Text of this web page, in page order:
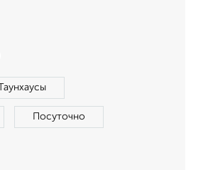
Таунхаусы
Посуточно